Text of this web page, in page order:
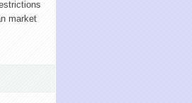
market